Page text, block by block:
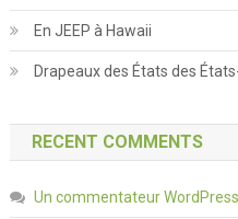
En JEEP à Hawaii
Drapeaux des États des
RECENT COMMENTS
Un commentateur WordPress